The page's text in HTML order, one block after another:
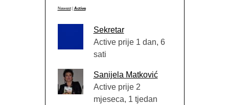
Newest Active
Sekretar
Active prije 1 dan, 6
sati
Sanijela Matković
Active prije 2
mjeseca, 1 tjedan